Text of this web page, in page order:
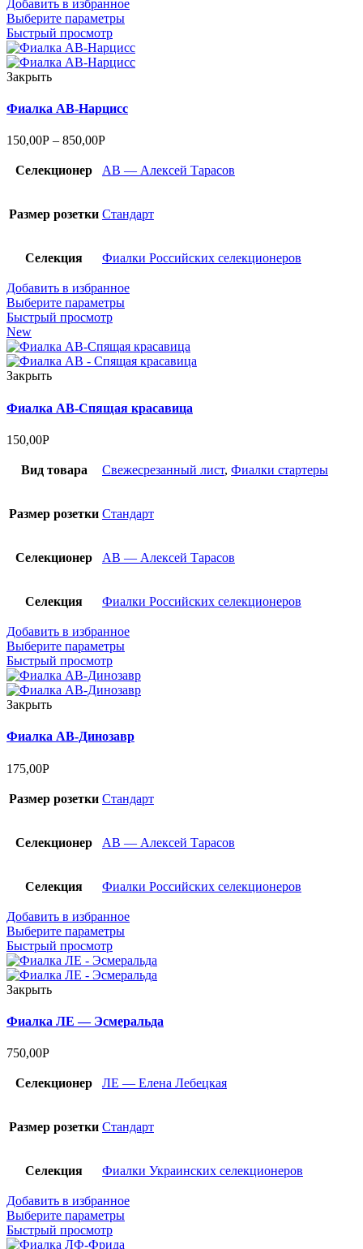
Добавить в избранное
Выберите параметры
Быстрый просмотр
Закрыть
Фиалка АВ-Нарцисс
150,00Р – 850,00Р
Селекционер АВ — Алексей Тарасов
Размер розетки Стандарт
Селекция Фиалки Российских селекционеров
Добавить в избранное
Выберите параметры
Быстрый просмотр
New
Закрыть
Фиалка АВ-Спящая красавица
150,00Р
Вид товара Cвежесрезанный лист, Фиалки стартеры
Размер розетки Стандарт
Селекционер АВ — Алексей Тарасов
Селекция Фиалки Российских селекционеров
Добавить в избранное
Выберите параметры
Быстрый просмотр
Закрыть
Фиалка АВ-Динозавр
175,00Р
Размер розетки Стандарт
Селекционер АВ — Алексей Тарасов
Селекция Фиалки Российских селекционеров
Добавить в избранное
Выберите параметры
Быстрый просмотр
Закрыть
Фиалка ЛЕ — Эсмеральда
750,00Р
Селекционер ЛЕ — Елена Лебецкая
Размер розетки Стандарт
Селекция Фиалки Украинских селекционеров
Добавить в избранное
Выберите параметры
Быстрый просмотр